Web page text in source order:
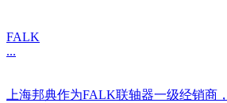
FALK
...
上海邦典作为FALK联轴器一级经销商